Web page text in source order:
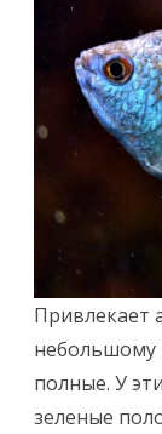
Привлекает
небольшому
полные. У
зеленые